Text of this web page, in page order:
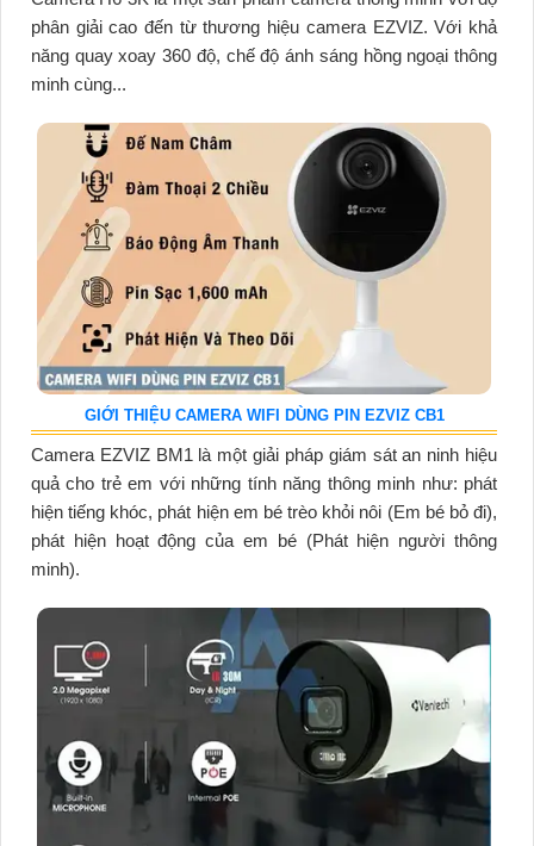
phân giải cao đến từ thương hiệu camera EZVIZ. Với khả
năng quay xoay 360 độ, chế độ ánh sáng hồng ngoại thông
minh cùng...
GIỚI THIỆU CAMERA WIFI DÙNG PIN EZVIZ CB1
Camera EZVIZ BM1 là một giải pháp giám sát an ninh hiệu
quả cho trẻ em với những tính năng thông minh như: phát
hiện tiếng khóc, phát hiện em bé trèo khỏi nôi (Em bé bỏ đi),
phát hiện hoạt động của em bé (Phát hiện người thông
minh).